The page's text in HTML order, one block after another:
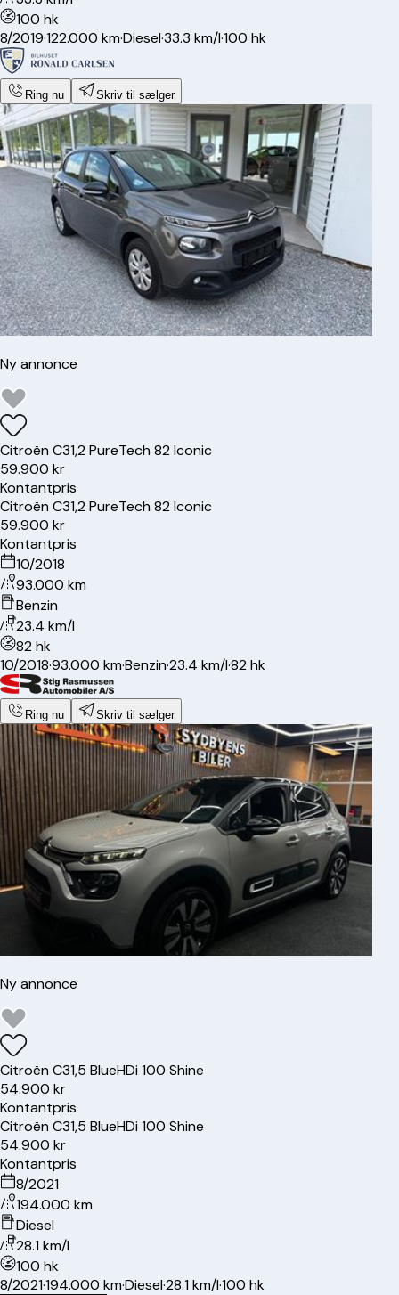
100 hk
8/2019·122.000 km·Diesel·33.3 km/l·100 hk
Ring nu Skriv til sælger
Ny annonce
CitroënC31,2 PureTech 82 Iconic
59.900 kr
Kontantpris
CitroënC31,2 PureTech 82 Iconic
59.900 kr
Kontantpris
10/2018
93.000 km
Benzin
23.4 km/l
82 hk
10/2018·93.000 km·Benzin·23.4 km/l·82 hk
Ring nu Skriv til sælger
Ny annonce
CitroënC31,5 BlueHDi 100 Shine
54.900 kr
Kontantpris
CitroënC31,5 BlueHDi 100 Shine
54.900 kr
Kontantpris
8/2021
194.000 km
Diesel
28.1 km/l
100 hk
8/2021·194.000 km·Diesel·28.1 km/l·100 hk